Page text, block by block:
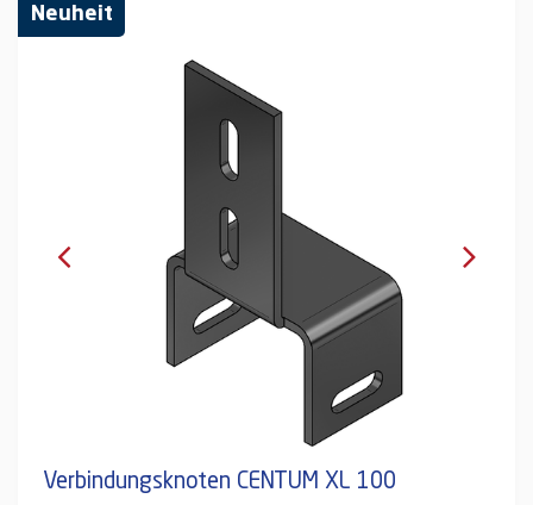
Neuheit
Verbindungsknoten CENTUM XL 100